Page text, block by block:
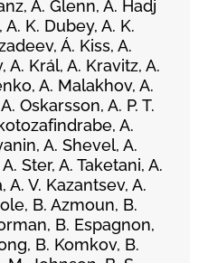
A. Glenn, A. Hadj
K. Dubey, A. K.
Á. Kiss, A.
A. Král, A. Kravitz, A.
A. Malakhov, A.
Oskarsson, A. P. T.
A.
A. Shevel, A.
Ster, A. Taketani, A.
A. V. Kazantsev, A.
B. Azmoun, B.
B. Espagnon,
B. Komkov, B.